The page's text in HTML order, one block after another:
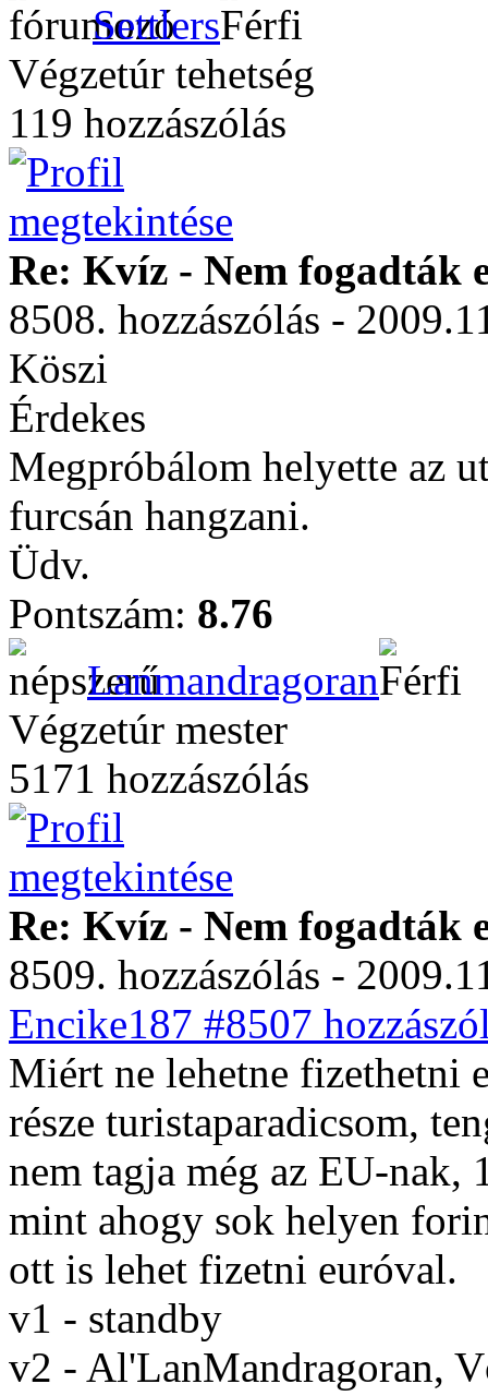
Settlers
Végzetúr tehetség
119 hozzászólás
Re: Kvíz - Nem fogadták
8508. hozzászólás -
Köszi
Érdekes
Megpróbálom helyette az
furcsán hangzani.
Üdv.
Pontszám: 8.76
Lanmandragoran
Végzetúr mester
5171 hozzászólás
Re: Kvíz - Nem fogadták
8509. hozzászólás -
Encike187 #8507
Miért ne lehetne fizethetni
része turistaparadicsom,
nem tagja még az EU-
mint ahogy sok helyen
ott is lehet fizetni euróval.
v1 - standby
v2 - Al'LanMandragoran,